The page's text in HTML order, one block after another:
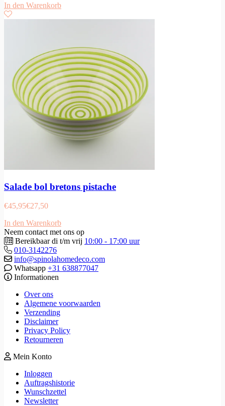
In den Warenkorb
Salade bol bretons pistache
€45,95€27,50
In den Warenkorb
Neem contact met ons op
Bereikbaar di t/m vrij 10:00 - 17:00 uur
010-3142276
info@spinolahomedeco.com
Whatsapp +31 638877047
Informationen
Over ons
Algemene voorwaarden
Verzending
Disclaimer
Privacy Policy
Retourneren
Mein Konto
Inloggen
Auftragshistorie
Wunschzettel
Newsletter